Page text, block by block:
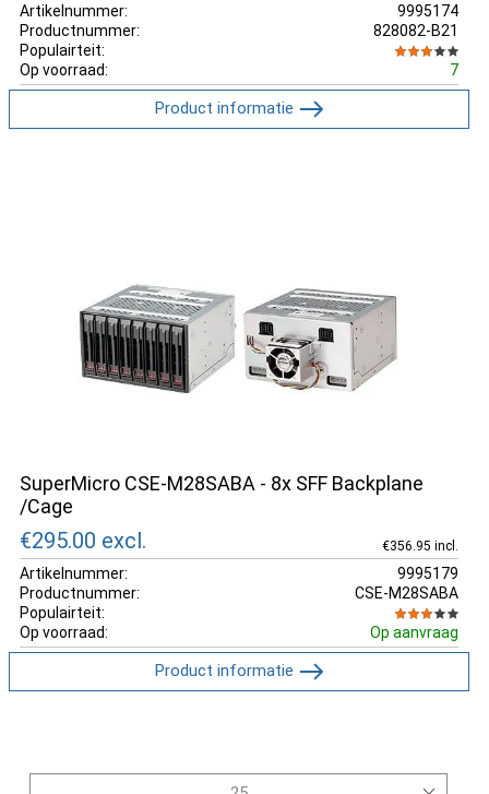
Artikelnummer:
9995174
Productnummer:
828082-B21
Populairteit:
Op voorraad:
7
Product informatie
SuperMicro CSE-M28SABA - 8x SFF Backplane
/Cage
€295.00 excl. €356.95 incl.
Artikelnummer:
9995179
Productnummer:
CSE-M28SABA
Populairteit:
Op voorraad:
Op aanvraag
Product informatie